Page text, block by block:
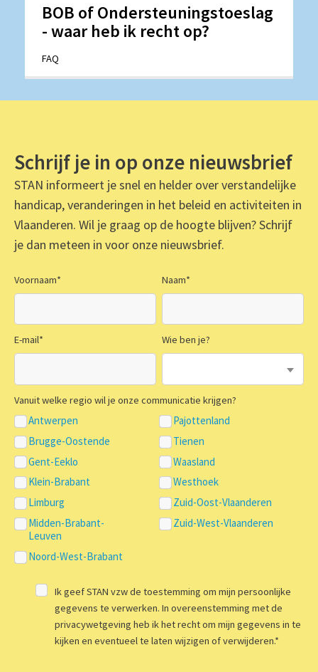
BOB of Ondersteuningstoeslag
- waar heb ik recht op?
FAQ
Schrijf je in op onze nieuwsbrief
STAN informeert je snel en helder over verstandelijke
handicap, veranderingen in het beleid en activiteiten in
Vlaanderen. Wil je graag op de hoogte blijven? Schrijf
je dan meteen in voor onze nieuwsbrief.
Voornaam* Naam*
E-mail* Wie ben je?
Vanuit welke regio wil je onze communicatie krijgen?
Antwerpen
Pajottenland
Brugge-Oostende
Tienen
Gent-Eeklo
Waasland
Klein-Brabant
Westhoek
Limburg
Zuid-Oost-Vlaanderen
Midden-Brabant-
Leuven
Zuid-West-Vlaanderen
Noord-West-Brabant
Ik geef STAN vzw de toestemming om mijn persoonlijke
gegevens te verwerken. In overeenstemming met de
privacywetgeving heb ik het recht om mijn gegevens in te
kijken en eventueel te laten wijzigen of verwijderen.*